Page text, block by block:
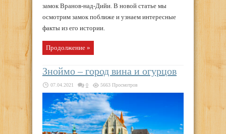
замок Вранов-над-Дийи. В новой статье мы
осмотрим замок поближе и узнаем интересные
факты из его истории.
Продолжение »
Зноймо – город вина и огурцов
07.04.2021 0 5663 Просмотров